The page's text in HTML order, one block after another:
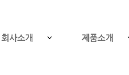
회사소개 제품소개